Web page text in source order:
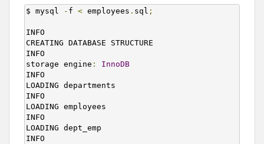
$ mysql - f < employees . sql ;
INFO
CREATING DATABASE STRUCTURE
INFO
storage engine :
InnoDB
INFO
LOADING departments
INFO
LOADING employees
INFO
LOADING dept_emp
INFO